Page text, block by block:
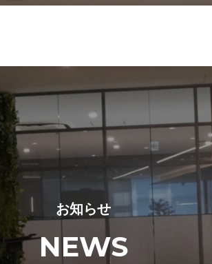
お知らせ
NEWS